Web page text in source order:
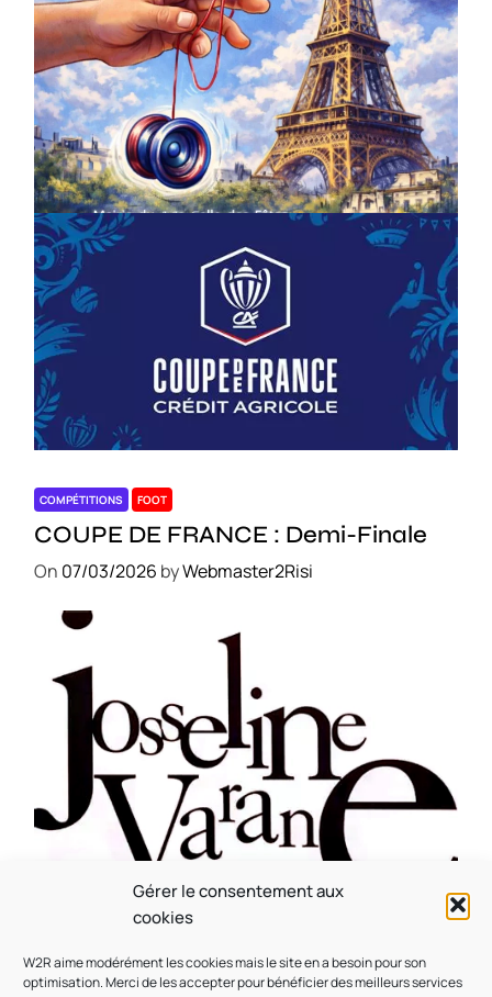
Gérer le consentement aux
cookies
W2R aime modérément les cookies mais le site en a besoin pour son
optimisation. Merci de les accepter pour bénéficier des meilleurs services
COMPÉTITIONS CULTURE EN FAMILLE JEUNESSE & SPORTS
Championnat de France de la FYYA
le 18 avril – Paris 14e
On18/03/2026byWebmaster2Risi
COMPÉTITIONS FOOT
COUPE DE FRANCE : Demi-Finale
On 07/03/2026 byWebmaster2Risi
MUSICALE
Souvenir : 1996
On05/03/2026byWebmaster2Risi